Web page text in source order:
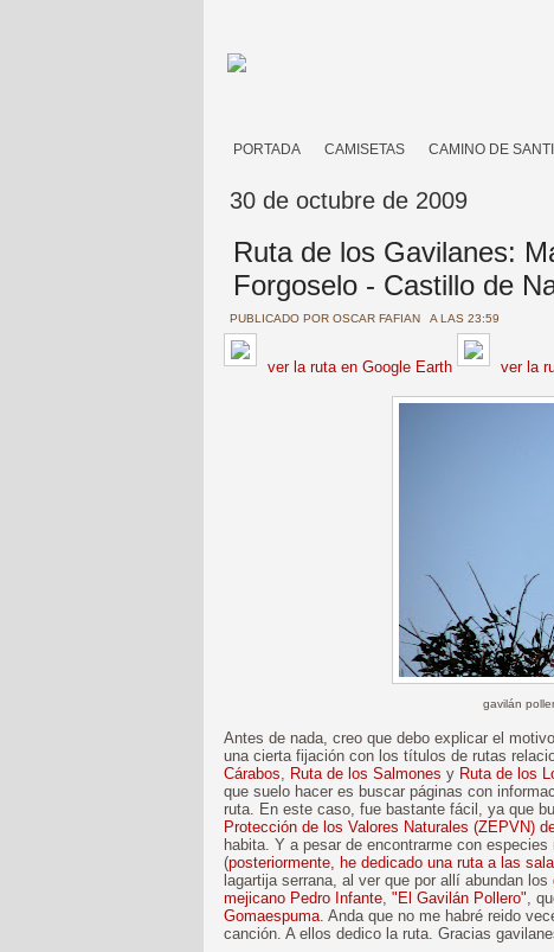
PORTADA CAMISETAS CAMINO DE
30 de octubre de 2009
Ruta de los Gavilanes:
Forgoselo - Castillo de
PUBLICADO POR OSCAR FAFIAN A LAS 23:59
ver la ruta en Google Earth ver la
gavilán
Antes de nada, creo que debo explicar el
una cierta fijación con los títulos de rutas
Cárabos, Ruta de los Salmones y Ruta de los
que suelo hacer es buscar páginas con
ruta. En este caso, fue bastante fácil, ya que
Protección de los Valores Naturales (ZEPVN)
habita. Y a pesar de encontrarme con
(posteriormente, he dedicado una ruta a las
lagartija serrana, al ver que por allí abundan los
mejicano Pedro Infante, "El Gavilán Pollero",
Gomaespuma. Anda que no me habré reido
canción. A ellos dedico la ruta. Gracias